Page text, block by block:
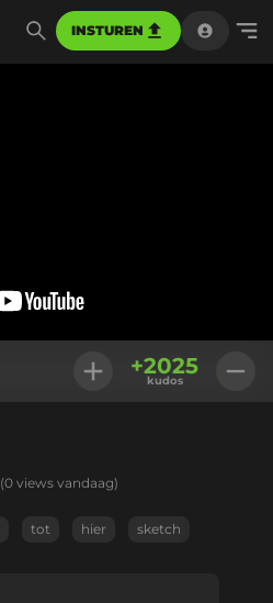
INSTUREN
+2025
kudos
(0 views vandaag)
tot hier sketch